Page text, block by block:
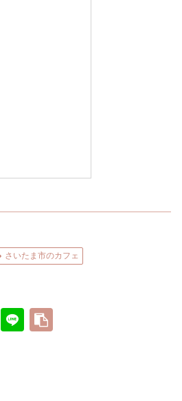
さいたま市のカフェ